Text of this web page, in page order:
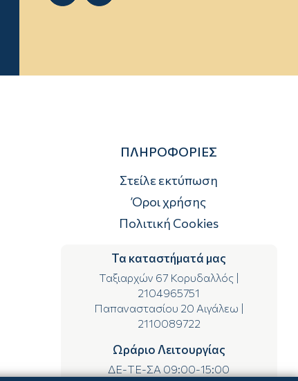
ΠΛΗΡΟΦΟΡΙΕΣ
Στείλε εκτύπωση
Όροι χρήσης
Πολιτική Cookies
Τα καταστήματά μας
Ταξιαρχών 67 Κορυδαλλός|
2104965751
Παπαναστασίου 20 Αιγάλεω |
2110089722
Ωράριο Λειτουργίας
ΔΕ-ΤΕ-ΣΑ 09:00-15:00